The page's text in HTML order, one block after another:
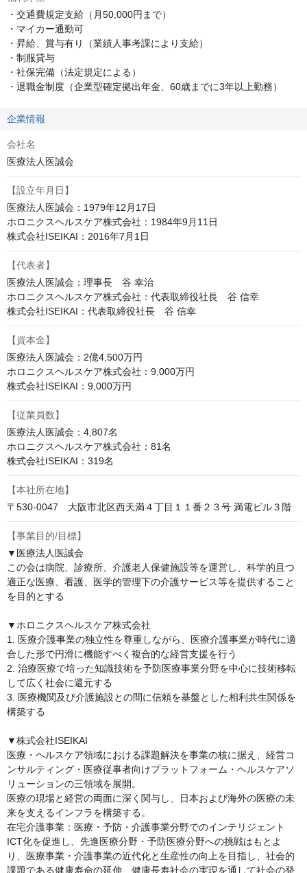
・交通費規定支給（月50,000円まで）
・マイカー通勤可
・昇給、賞与有り（業績人事考課により支給）
・制服貸与
・社保完備（法定規定による）
・退職金制度（企業型確定拠出年金、60歳までに3年以上勤務）
企業情報
会社名
医療法人医誠会
【設立年月日】
医療法人医誠会：1979年12月17日
ホロニクスヘルスケア株式会社：1984年9月11日
株式会社ISEIKAI：2016年7月1日
【代表者】
医療法人医誠会：理事長　谷 幸治
ホロニクスヘルスケア株式会社：代表取締役社長　谷 信幸
株式会社ISEIKAI：代表取締役社長　谷 信幸
【資本金】
医療法人医誠会：2億4,500万円
ホロニクスヘルスケア株式会社：9,000万円
株式会社ISEIKAI：9,000万円
【従業員数】
医療法人医誠会：4,807名
ホロニクスヘルスケア株式会社：81名
株式会社ISEIKAI：319名
【本社所在地】
〒530-0047　大阪市北区西天満４丁目１１番２３号 満電ビル３階
【事業目的/目標】
▼医療法人医誠会
この会は病院、診療所、介護老人保健施設等を運営し、科学的且つ
適正な医療、看護、医学的管理下の介護サービス等を提供すること
を目的とする
▼ホロニクスヘルスケア株式会社
1. 医療介護事業の独立性を尊重しながら、医療介護事業が時代に適
合した形で円滑に機能すべく複合的な経営支援を行う
2. 治療医療で培った知識技術を予防医療事業分野を中心に技術移転
して広く社会に還元する
3. 医療機関及び介護施設との間に信頼を基盤とした相利共生関係を
構築する
▼株式会社ISEIKAI
医療・ヘルスケア領域における課題解決を事業の核に据え、経営コ
ンサルティング・医療従事者向けプラットフォーム・ヘルスケアソ
リューションの三領域を展開。
医療の現場と経営の両面に深く関与し、日本および海外の医療の未
来を支えるインフラを構築する。
在宅介護事業：医療・予防・介護事業分野でのインテリジェント
ICT化を促進し、先進医療分野・予防医療分野への挑戦はもとよ
り、医療事業・介護事業の近代化と生産性の向上を目指し、社会的
課題である健康寿命の延伸、健康長寿社会の実現を通して社会の発